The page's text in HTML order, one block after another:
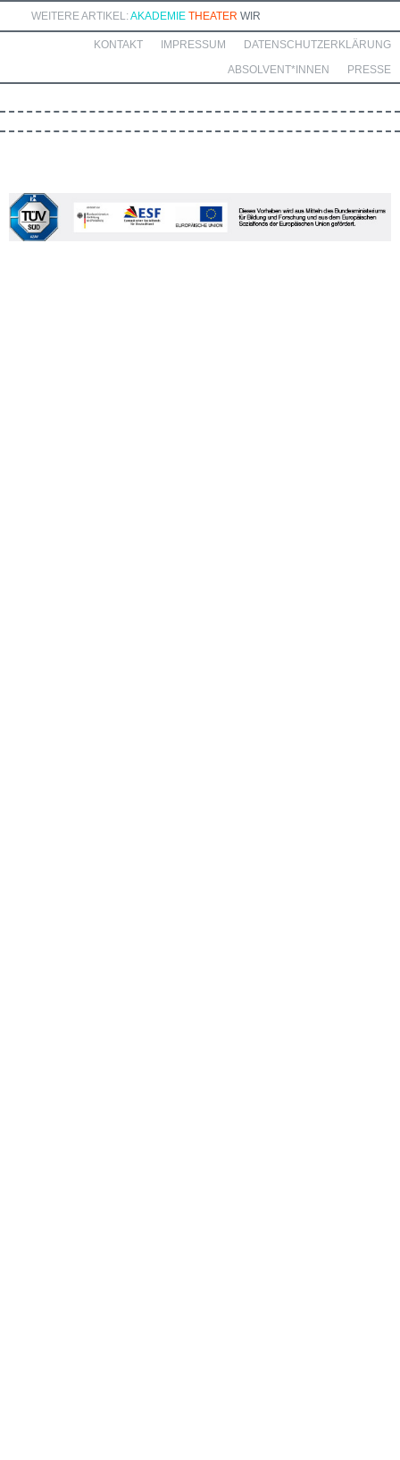
WEITERE ARTIKEL: AKADEMIE THEATER WIR
DATENSCHUTZERKLÄRUNG
IMPRESSUM
KONTAKT
PRESSE
ABSOLVENT*INNEN